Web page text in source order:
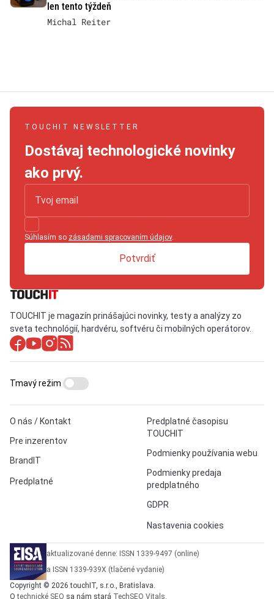
len tento týždeň
Michal Reiter
TOUCHIT NEWSLETTER
Dostávaj technologické novinky
ako prvý.
Súhlasím so zásadami spracovaním údajov.
Potvrdiť
TOUCHIT je magazín prinášajúci novinky, testy a analýzy zo
sveta technológií, hardvéru, softvéru či mobilných operátorov.
O nás / Kontakt
Pre inzerentov
BrandIT
Predplatné
Predplatné časopisu
TOUCHIT
Podmienky používania webu
Podmienky predaja
predplatného
GDPR
Nastavenia cookies
Tmavý režim
aktualizované denne: ISSN 1339-9497 (online)
a ISSN 1339-939X (tlačené vydanie)
Copyright © 2026 touchIT, s.r.o., Bratislava.
Otechnické SEO sa nám stará TechSEO Vitals.